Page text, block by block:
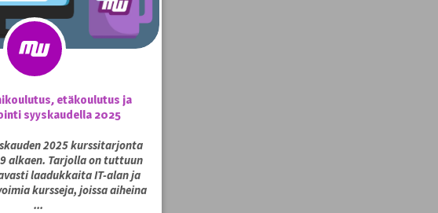
etäkoulutus ja
syyskaudella 2025
2025 kurssitarjonta
alkaen. Tarjolla on tuttuun
laadukkaita IT-alan ja
kursseja, joissa aiheina
...